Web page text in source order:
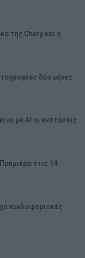
της Chery και η
δύο μήνες
με AI οι ενστάσεις
στις 14
κυκλοφοριακές